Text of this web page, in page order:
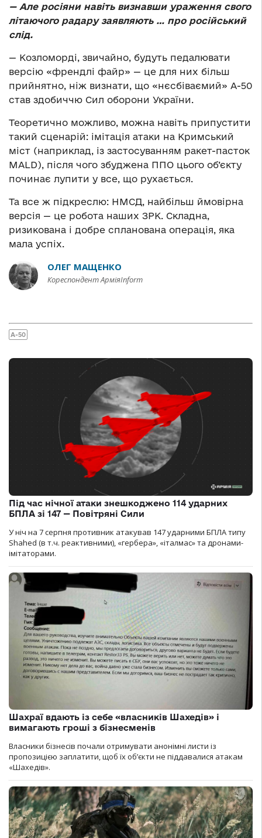
— Але росіяни навіть визнавши ураження свого
літаючого радару заявляють … про російський
слід.
— Козломорді, звичайно, будуть педалювати
версію «френдлі файр» — це для них більш
прийнятно, ніж визнати, що «нєсбіваємий» А-50
став здобиччю Сил оборони України.
Теоретично можливо, можна навіть припустити
такий сценарій: імітація атаки на Кримський
міст (наприклад, із застосуванням ракет-пасток
MALD), після чого збуджена ППО цього об’єкту
починає лупити у все, що рухається.
Та все ж підкреслю: НМСД, найбільш ймовірна
версія — це робота наших ЗРК. Складна,
ризикована і добре спланована операція, яка
мала успіх.
ОЛЕГ МАЩЕНКО
Кореспондент АрміяInform
А-50
Під час нічної атаки знешкоджено 114 ударних
БПЛА зі 147 — Повітряні Сили
У ніч на 7 серпня противник атакував 147 ударними БПЛА типу
Shahed (в т.ч. реактивними), «гербера», «італмас» та дронами-
імітаторами.
Шахраї вдають із себе «власників Шахедів» і
вимагають гроші з бізнесменів
Власники бізнесів почали отримувати анонімні листи із
пропозицією заплатити, щоб їх об’єкти не піддавалися атакам
«Шахедів».